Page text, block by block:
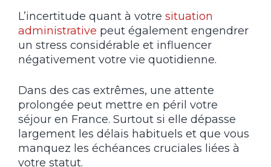
L’incertitude quant à votre situation
administrative peut également engendrer
un stress considérable et influencer
négativement votre vie quotidienne.
Dans des cas extrêmes, une attente
prolongée peut mettre en péril votre
séjour en France. Surtout si elle dépasse
largement les délais habituels et que vous
manquez les échéances cruciales liées à
votre statut.